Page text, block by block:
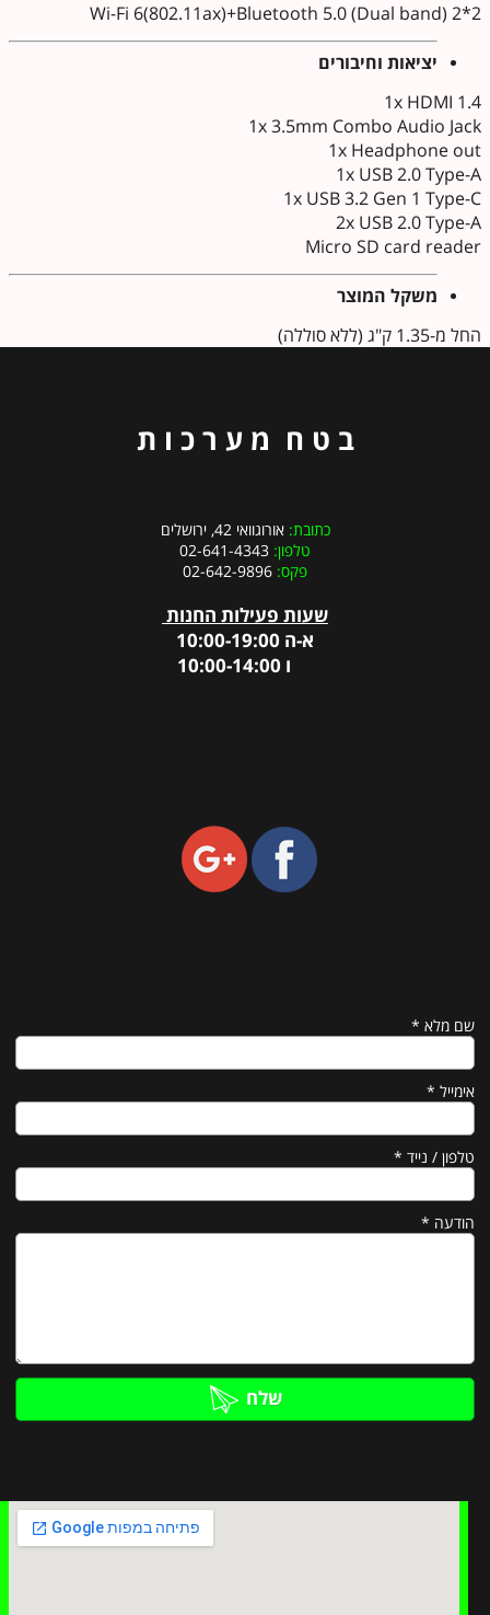
Wi-Fi 6(802.11ax)+Bluetooth 5.0 (Dual band) 2*2
יציאות וחיבורים
1x HDMI 1.4
1x 3.5mm Combo Audio Jack
1x Headphone out
1x USB 2.0 Type-A
1x USB 3.2 Gen 1 Type-C
2x USB 2.0 Type-A
Micro SD card reader
משקל המוצר
החל מ-1.35 ק"ג (ללא סוללה)
ב ט ח מ ע ר כ ו ת
כתובת:אורוגוואי 42, ירושלים
טלפון: 02-641-4343
פקס:
שעות פעילות החנות
א-ה 10:00-19:00
ו 10:00-14:00
שם מלא *
אימייל *
טלפון / נייד *
הודעה *
שלח